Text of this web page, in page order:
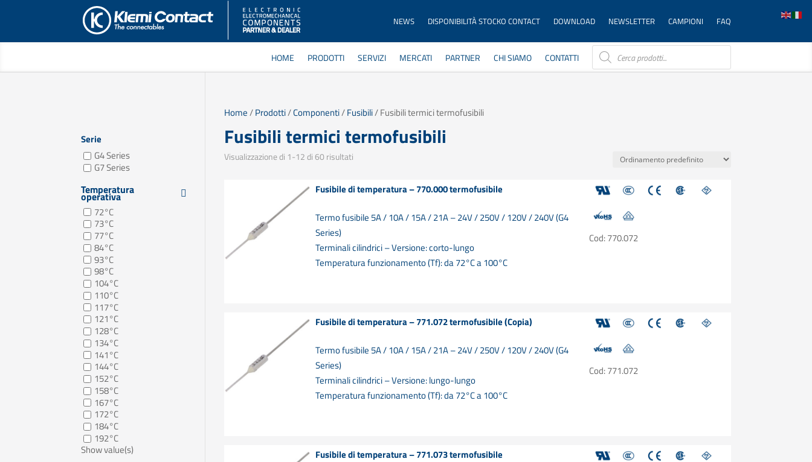
NEWS DISPONIBILITÀ STOCKO CONTACT DOWNLOAD NEWSLETTER CAMPIONI FAQ
HOME PRODOTTI SERVIZI MERCATI PARTNER CHI SIAMO CONTATTI
Products
search
Home/Prodotti/Componenti/Fusibili/ Fusibili termici termofusibili
Fusibili termici termofusibili
Visualizzazione di 1-12 di 60 risultati
Fusibile di temperatura – 770.000 termofusibile
Termo fusibile 5A / 10A / 15A / 21A – 24V / 250V / 120V / 240V (G4
Series)
Terminali cilindrici – Versione: corto-lungo
Temperatura funzionamento (Tf): da 72°C a 100°C
Cod: 770.072
Fusibile di temperatura – 771.072 termofusibile (Copia)
Termo fusibile 5A / 10A / 15A / 21A – 24V / 250V / 120V / 240V (G4
Series)
Terminali cilindrici – Versione: lungo-lungo
Temperatura funzionamento (Tf): da 72°C a 100°C
Cod: 771.072
Fusibile di temperatura – 771.073 termofusibile
Serie
G4 Series
G7 Series
Temperatura
operativa
72°C
73°C
77°C
84°C
93°C
98°C
104°C
110°C
117°C
121°C
128°C
134°C
141°C
144°C
152°C
158°C
167°C
172°C
184°C
192°C
Show value(s)